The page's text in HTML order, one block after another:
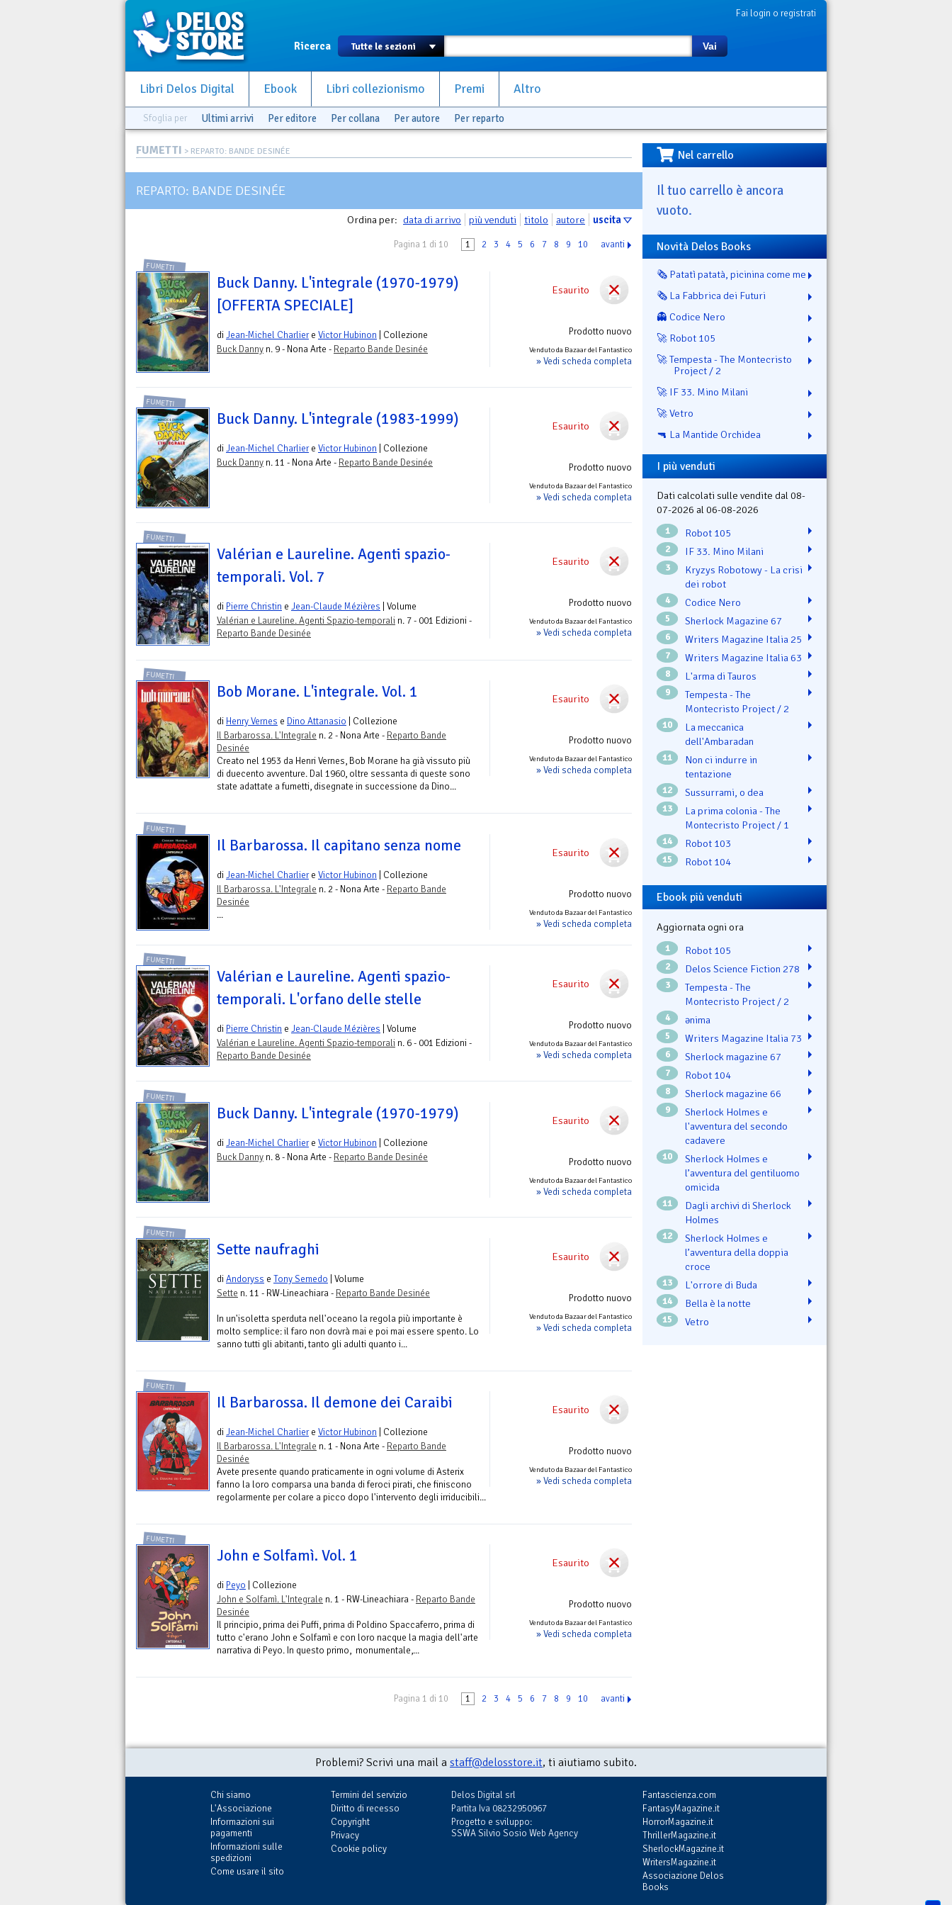
Fai login o registrati
Ricerca Vai
Libri Delos Digital Ebook Libri collezionismo Premi Altro
Sfoglia per Ultimi arrivi Per editore Per collana Per autore Per reparto
FUMETTI > REPARTO: BANDE DESINÉE
REPARTO: BANDE DESINÉE
Ordina per: data di arrivo più venduti titolo autore uscita
Pagina 1 di 10 1 2 3 4 5 6 7 8 9 10 avanti
Esaurito
Prodotto nuovo
Venduto da Bazaar del Fantastico
» Vedi scheda completa
FUMETTI
Buck Danny. L'integrale (1970-1979)
[OFFERTA SPECIALE]
diJean-Michel Charliere Victor Hubinon | Collezione
Buck Danny n. 9 - Nona Arte - Reparto Bande Desinée
Esaurito
Prodotto nuovo
Venduto da Bazaar del Fantastico
» Vedi scheda completa
FUMETTI
Buck Danny. L'integrale (1983-1999)
diJean-Michel Charliere Victor Hubinon | Collezione
Buck Danny n. 11 - Nona Arte - Reparto Bande Desinée
Esaurito
Prodotto nuovo
Venduto da Bazaar del Fantastico
» Vedi scheda completa
FUMETTI
Valérian e Laureline. Agenti spazio-
temporali. Vol. 7
di Pierre Christin e Jean-Claude Mézières | Volume
Valérian e Laureline. Agenti Spazio-temporali n. 7 - 001 Edizioni -
Reparto Bande Desinée
Esaurito
Prodotto nuovo
Venduto da Bazaar del Fantastico
» Vedi scheda completa
FUMETTI
Bob Morane. L'integrale. Vol. 1
di Henry Vernes e Dino Attanasio | Collezione
Il Barbarossa. L'Integrale n. 2 - Nona Arte - Reparto Bande
Desinée
Creato nel 1953 da Henri Vernes, Bob Morane ha già vissuto più
di duecento avventure. Dal 1960, oltre sessanta di queste sono
state adattate a fumetti, disegnate in successione da Dino...
Esaurito
Prodotto nuovo
Venduto da Bazaar del Fantastico
» Vedi scheda completa
FUMETTI
Il Barbarossa. Il capitano senza nome
diJean-Michel Charliere Victor Hubinon | Collezione
Il Barbarossa. L'Integrale n. 2 - Nona Arte - Reparto Bande
Desinée
...
Esaurito
Prodotto nuovo
Venduto da Bazaar del Fantastico
» Vedi scheda completa
FUMETTI
Valérian e Laureline. Agenti spazio-
temporali. L'orfano delle stelle
di Pierre Christin e Jean-Claude Mézières | Volume
Valérian e Laureline. Agenti Spazio-temporali n. 6 - 001 Edizioni -
Reparto Bande Desinée
Esaurito
Prodotto nuovo
Venduto da Bazaar del Fantastico
» Vedi scheda completa
FUMETTI
Buck Danny. L'integrale (1970-1979)
diJean-Michel Charliere Victor Hubinon | Collezione
Buck Danny n. 8 - Nona Arte - Reparto Bande Desinée
Esaurito
Prodotto nuovo
Venduto da Bazaar del Fantastico
» Vedi scheda completa
FUMETTI
Sette naufraghi
diAndoryss e Tony Semedo | Volume
Sette n. 11 - RW-Lineachiara - Reparto Bande Desinée
In un'isoletta sperduta nell'oceano la regola più importante è
molto semplice: il faro non dovrà mai e poi mai essere spento. Lo
sanno tutti gli abitanti, tanto gli adulti quanto i...
Esaurito
Prodotto nuovo
Venduto da Bazaar del Fantastico
» Vedi scheda completa
FUMETTI
Il Barbarossa. Il demone dei Caraibi
diJean-Michel Charliere Victor Hubinon | Collezione
Il Barbarossa. L'Integrale n. 1 - Nona Arte - Reparto Bande
Desinée
Avete presente quando praticamente in ogni volume di Asterix
fanno la loro comparsa una banda di feroci pirati, che finiscono
regolarmente per colare a picco dopo l'intervento degli irriducibili...
Esaurito
Prodotto nuovo
Venduto da Bazaar del Fantastico
» Vedi scheda completa
FUMETTI
John e Solfamì. Vol. 1
di Peyo | Collezione
John e Solfamì. L'Integrale n. 1 - RW-Lineachiara - Reparto Bande
Desinée
Il principio, prima dei Puffi, prima di Poldino Spaccaferro, prima di
tutto c'erano John e Solfamì e con loro nacque la magia dell'arte
narrativa di Peyo. In questo primo, monumentale,...
Pagina 1 di 10 1 2 3 4 5 6 7 8 9 10 avanti
Nel carrello
Il tuo carrello è ancora
vuoto.
Novità Delos Books
🗞️ Patatì patatà, picinina come me
🗞️ La Fabbrica dei Futuri
👻 Codice Nero
🚀 Robot 105
🚀 Tempesta - The Montecristo
Project / 2
🚀 IF 33. Mino Milani
🚀 Vetro
🔫 La Mantide Orchidea
I più venduti
Dati calcolati sulle vendite dal 08-
07-2026 al 06-08-2026
1 Robot 105
2 IF 33. Mino Milani
3
Kryzys Robotowy - La crisi
dei robot
4 Codice Nero
5 Sherlock Magazine 67
6 Writers Magazine Italia 25
7 Writers Magazine Italia 63
8 L'arma di Tauros
9
Tempesta - The
Montecristo Project / 2
10
La meccanica
dell'Ambaradan
11
Non ci indurre in
tentazione
12 Sussurrami, o dea
13
La prima colonia - The
Montecristo Project / 1
14 Robot 103
15 Robot 104
Ebook più venduti
Aggiornata ogni ora
1 Robot 105
2 Delos Science Fiction 278
3
Tempesta - The
Montecristo Project / 2
4 ənima
5 Writers Magazine Italia 73
6 Sherlock magazine 67
7 Robot 104
8 Sherlock magazine 66
9
Sherlock Holmes e
l'avventura del secondo
cadavere
10
Sherlock Holmes e
l’avventura del gentiluomo
omicida
11
Dagli archivi di Sherlock
Holmes
12
Sherlock Holmes e
l’avventura della doppia
croce
13 L'orrore di Buda
14 Bella è la notte
15 Vetro
Problemi? Scrivi una mail a staff@delosstore.it, ti aiutiamo subito.
Chi siamo
L'Associazione
Informazioni sui
pagamenti
Informazioni sulle
spedizioni
Come usare il sito
Termini del servizio
Diritto di recesso
Copyright
Privacy
Cookie policy
Delos Digital srl
Partita Iva 08232950967
Progetto e sviluppo:
SSWA Silvio Sosio Web Agency
Fantascienza.com
FantasyMagazine.it
HorrorMagazine.it
ThrillerMagazine.it
SherlockMagazine.it
WritersMagazine.it
Associazione Delos
Books